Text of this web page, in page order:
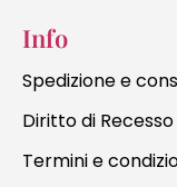
Info
Spedizione e
Diritto di Recesso
Termini e